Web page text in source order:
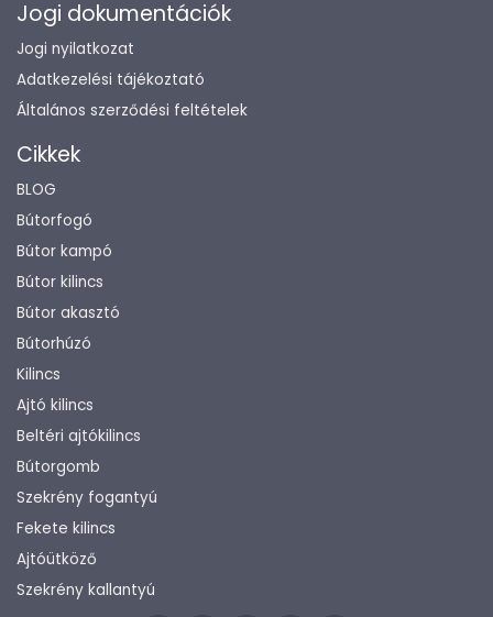
Jogi dokumentációk
Jogi nyilatkozat
Adatkezelési tájékoztató
Általános szerződési feltételek
Cikkek
BLOG
Bútorfogó
Bútor kampó
Bútor kilincs
Bútor akasztó
Bútorhúzó
Kilincs
Ajtó kilincs
Beltéri ajtókilincs
Bútorgomb
Szekrény fogantyú
Fekete kilincs
Ajtóütköző
Szekrény kallantyú